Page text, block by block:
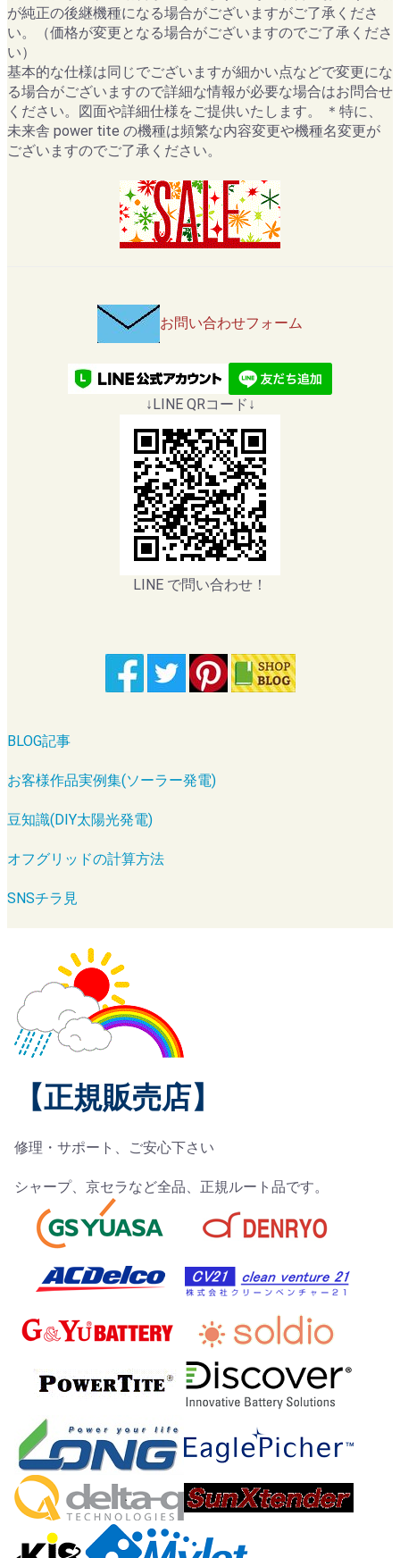
が純正の後継機種になる場合がございますがご了承くださ
い。（価格が変更となる場合がございますのでご了承くださ
い）
基本的な仕様は同じでございますが細かい点などで変更にな
る場合がございますので詳細な情報が必要な場合はお問合せ
ください。図面や詳細仕様をご提供いたします。 ＊特に、
未来舎 power tite の機種は頻繁な内容変更や機種名変更が
ございますのでご了承ください。
お問い合わせフォーム
↓LINE QRコード↓
LINE で問い合わせ！
BLOG記事
お客様作品実例集(ソーラー発電)
豆知識(DIY太陽光発電)
オフグリッドの計算方法
SNSチラ見
【正規販売店】
修理・サポート、ご安心下さい
シャープ、京セラなど全品、正規ルート品です。